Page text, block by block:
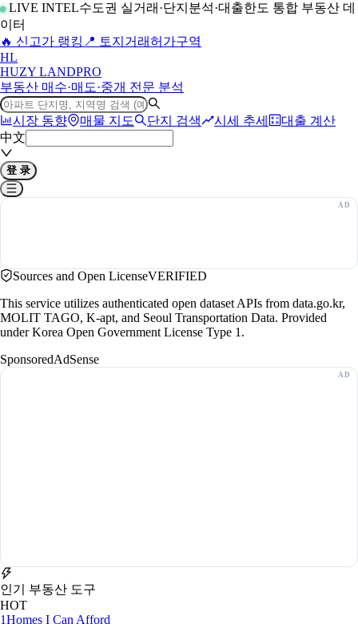
LIVE INTEL수도권 실거래·단지분석·대출한도 통합 부동산 데
이터
🔥 신고가 랭킹 📍 토지거래허가구역
HL
HUZY LANDPRO
부동산 매수·매도·중개 전문 분석
시장 동향 매물 지도 단지 검색 시세 추세
대출 계산
中文
登 录
Sources and Open LicenseVERIFIED
This service utilizes authenticated open dataset APIs from data.go.kr,
MOLIT TAGO, K-apt, and Seoul Transportation Data. Provided
under Korea Open Government License Type 1.
SponsoredAdSense
인기 부동산 도구
HOT
1Homes I Can Afford